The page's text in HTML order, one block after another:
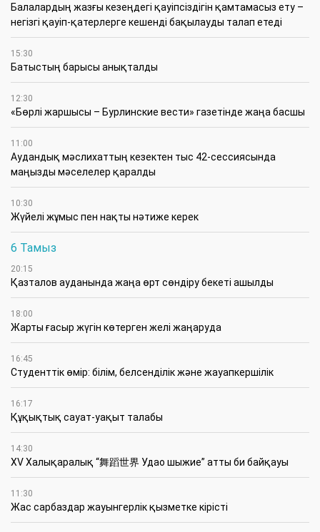
Балалардың жазғы кезеңдегі қауіпсіздігін қамтамасыз ету –
негізгі қауіп-қатерлерге кешенді бақылауды талап етеді
15:30
Батыстың барысы анықталды
12:30
«Бөрлі жаршысы – Бурлинские вести» газетінде жаңа басшы
11:00
Аудандық мәслихаттың кезектен тыс 42-сессиясында
маңызды мәселелер қаралды
10:30
Жүйелі жұмыс пен нақты нәтиже керек
6 Тамыз
20:15
Қазталов ауданында жаңа өрт сөндіру бекеті ашылды
18:00
Жарты ғасыр жүгін көтерген желі жаңаруда
16:45
Студенттік өмір: білім, белсенділік және жауапкершілік
16:17
Құқықтық сауат-уақыт талабы
14:30
XV Халықаралық “舞蹈世界 Удао шыжие” атты би байқауы
11:30
Жас сарбаздар жауынгерлік қызметке кірісті